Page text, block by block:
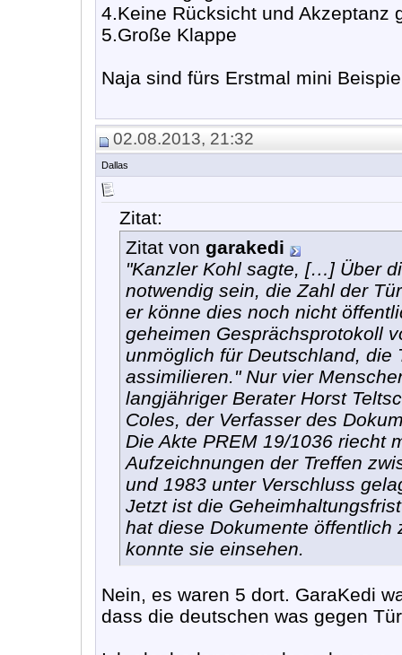
4.Keine Rücksicht und Akzeptanz
5.Große Klappe
Naja sind fürs Erstmal mini
02.08.2013, 21:32
Dallas
Zitat:
Zitat von garakedi
"Kanzler Kohl sagte, […] Über
notwendig sein, die Zahl der
er könne dies noch nicht
geheimen Gesprächsprotokoll
unmöglich für Deutschland, die
assimilieren." Nur vier
langjähriger Berater Horst
Coles, der Verfasser des
Die Akte PREM 19/1036 riecht
Aufzeichnungen der Treffen
und 1983 unter Verschluss
Jetzt ist die
hat diese Dokumente öffentlich
konnte sie einsehen.
Nein, es waren 5 dort. GaraKedi
dass die deutschen was gegen